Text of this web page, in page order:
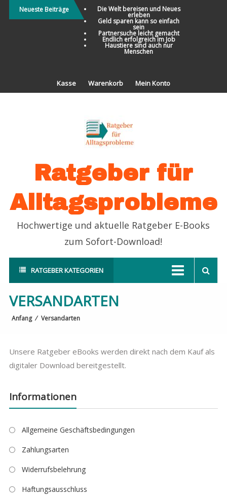
Direkt
zum
Neueste Beiträge Die Welt bereisen und Neues
erleben
Geld sparen kann so einfach
sein
Partnersuche leicht gemacht
Endlich erfolgreich im Job
Haustiere sind auch nur
Menschen
Kasse Warenkorb Mein Konto
Ratgeber für
Alltagsprobleme
Hochwertige und aktuelle Ratgeber E-Books
zum Sofort-Download!
RATGEBER KATEGORIEN
VERSANDARTEN
Anfang ⁄ Versandarten
Unsere Ratgeber eBooks werden direkt nach dem Kauf als
digitaler Download bereitgestellt.
Informationen
Allgemeine Geschäftsbedingungen
Zahlungsarten
Widerrufsbelehrung
Haftungsausschluss